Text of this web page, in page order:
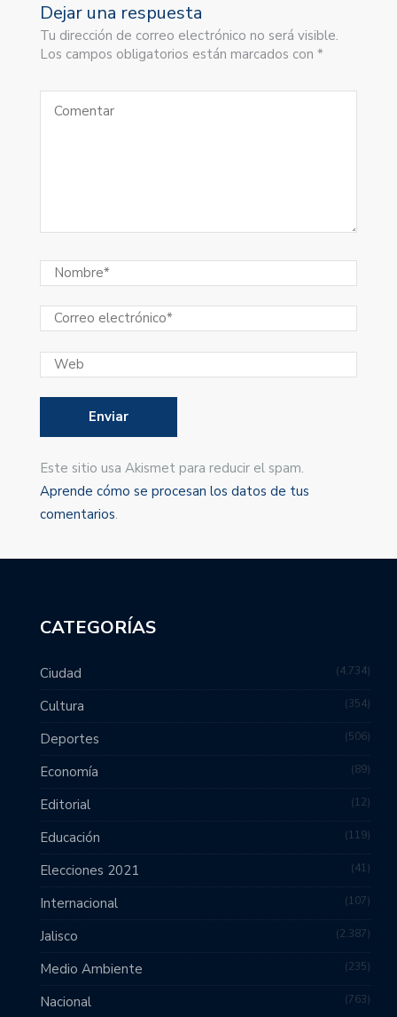
Dejar una respuesta
Tu dirección de correo electrónico no será visible.
Los campos obligatorios están marcados con *
Este sitio usa Akismet para reducir el spam.
Aprende cómo se procesan los datos de tus
comentarios.
CATEGORÍAS
Ciudad 4,734
Cultura 354
Deportes 506
Economía 89
Editorial 12
Educación 119
Elecciones 2021 41
Internacional 107
Jalisco 2,387
Medio Ambiente 235
Nacional 763